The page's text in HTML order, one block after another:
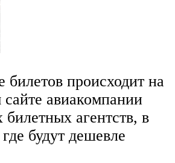
билетов происходит на
авиакомпании
билетных агентств, в
будут дешевле